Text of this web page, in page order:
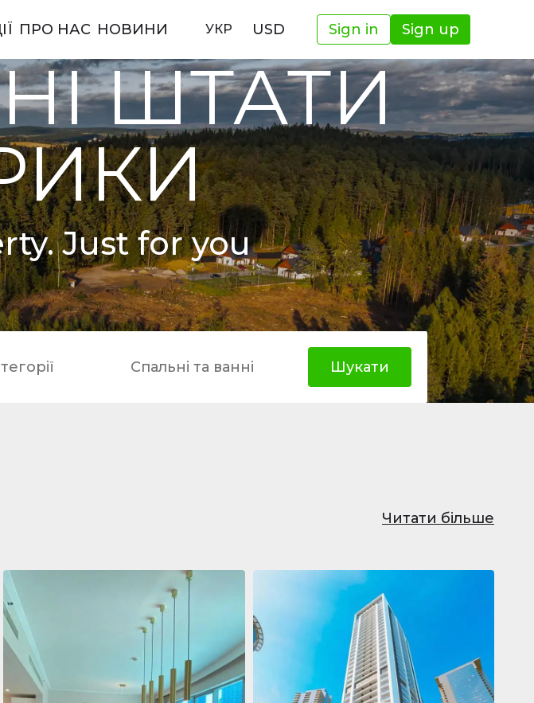
ПРО НАС НОВИНИ УКР USD Sign in Sign up
ШТАТИ
Just for you
Спальні та ванні Шукати
Читати більше